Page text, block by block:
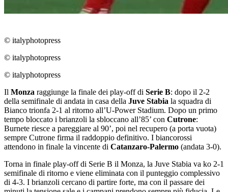
© italyphotopress
© italyphotopress
© italyphotopress
Il Monza raggiunge la finale dei play-off di Serie B: dopo il 2-2
della semifinale di andata in casa della Juve Stabia la squadra di
Bianco trionfa 2-1 al ritorno all’U-Power Stadium. Dopo un primo
tempo bloccato i brianzoli la sbloccano all’85’ con Cutrone:
Burnete riesce a pareggiare al 90’, poi nel recupero (a porta vuota)
sempre Cutrone firma il raddoppio definitivo. I biancorossi
attendono in finale la vincente di Catanzaro-Palermo (andata 3-0).
Torna in finale play-off di Serie B il Monza, la Juve Stabia va ko 2-1
semifinale di ritorno e viene eliminata con il punteggio complessivo
di 4-3. I brianzoli cercano di partire forte, ma con il passare dei